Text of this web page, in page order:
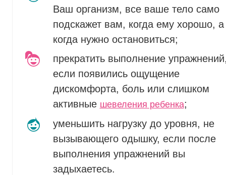
Ваш организм, все ваше тело само
подскажет вам, когда ему хорошо, а
когда нужно остановиться;
прекратить выполнение
если появились ощущение
дискомфорта, боль или слишком
активные шевеления ребенка;
уменьшить нагрузку до уровня, не
вызывающего одышку, если после
выполнения упражнений вы
задыхаетесь.